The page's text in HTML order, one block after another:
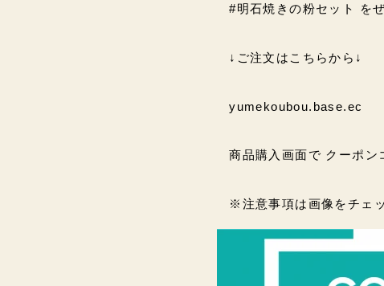
#明石焼きの粉セット を
↓ご注文はこちらから↓
yumekoubou.base.ec
商品購入画面で クーポ
※注意事項は画像をチェ